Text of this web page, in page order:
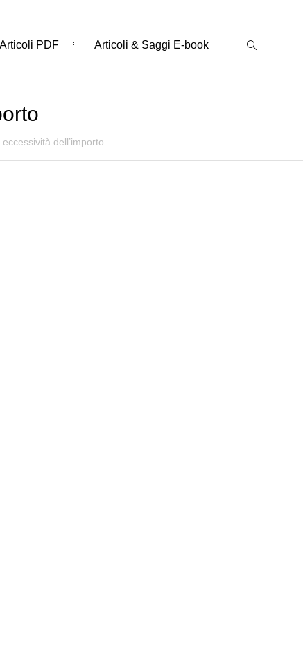
Articoli PDF Articoli & Saggi E-book
dell’importo